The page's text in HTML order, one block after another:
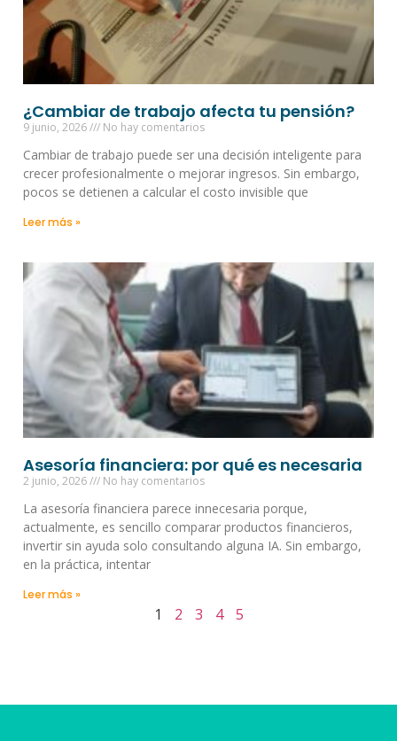
¿Cambiar de trabajo afecta tu pensión?
9 junio, 2026 No hay comentarios
Cambiar de trabajo puede ser una decisión inteligente para
crecer profesionalmente o mejorar ingresos. Sin embargo,
pocos se detienen a calcular el costo invisible que
Leer más »
Asesoría financiera: por qué es necesaria
2 junio, 2026 No hay comentarios
La asesoría financiera parece innecesaria porque,
actualmente, es sencillo comparar productos financieros,
invertir sin ayuda solo consultando alguna IA. Sin embargo,
en la práctica, intentar
Leer más »
1 2 3 4 5